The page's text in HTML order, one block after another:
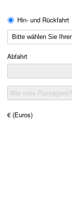
Hin- und Rückfahrt
Abfahrt
Wie viele Passagiere?
€ (Euros)